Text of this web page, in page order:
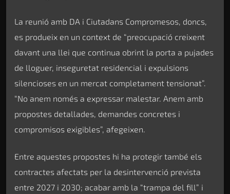
La reunió amb DA i Ciutadans Compromesos, doncs,
es produeix en un context de “preocupació creixent
davant una llei que continua obrint la porta a pujades
de lloguer, inseguretat residencial i expulsions
silencioses en un mercat completament tensionat”.
“No anem només a expressar malestar. Anem amb
propostes detallades, demandes concretes i
compromisos exigibles”, afegeixen.
Entre aquestes propostes hi ha protegir també els
contractes afectats per la desintervenció prevista
entre 2027 i 2030; acabar amb la “trampa del fill” i